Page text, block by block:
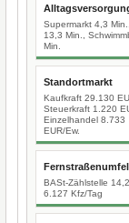
Supermarkt 4,3
13,3 Min.,
Min.
Standortmarkt
Kaufkraft 29.130
Steuerkraft 1.220
Einzelhandel 8.733
EUR/Ew.
BASt-Zählstelle 14,2
6.127 Kfz/Tag